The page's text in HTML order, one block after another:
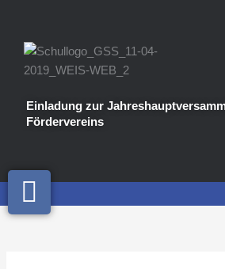
springen
Einladung zur
Fördervereins